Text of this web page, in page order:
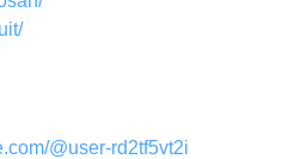
@user-rd2tf5vt2i